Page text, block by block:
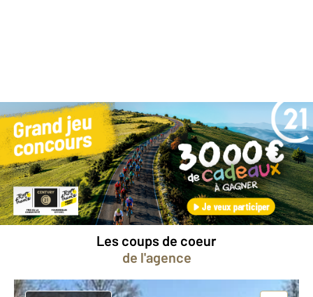
Besoin d'une estimation
gratuitepour votre bien ?
Prendre rendez-vous avec un professionnel
Les coups de coeur
de l'agence